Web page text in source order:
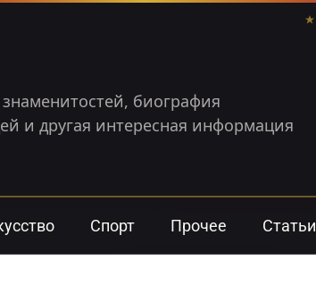
биография
и другая интересная информация
Спорт Прочее Статьи